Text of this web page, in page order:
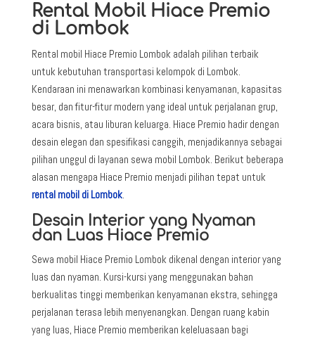
Rental Mobil Hiace Premio
di Lombok
Rental mobil Hiace Premio Lombok adalah pilihan terbaik
untuk kebutuhan transportasi kelompok di Lombok.
Kendaraan ini menawarkan kombinasi kenyamanan, kapasitas
besar, dan fitur-fitur modern yang ideal untuk perjalanan grup,
acara bisnis, atau liburan keluarga. Hiace Premio hadir dengan
desain elegan dan spesifikasi canggih, menjadikannya sebagai
pilihan unggul di layanan sewa mobil Lombok. Berikut beberapa
alasan mengapa Hiace Premio menjadi pilihan tepat untuk
rental mobil di Lombok.
Desain Interior yang Nyaman
dan Luas Hiace Premio
Sewa mobil Hiace Premio Lombok dikenal dengan interior yang
luas dan nyaman. Kursi-kursi yang menggunakan bahan
berkualitas tinggi memberikan kenyamanan ekstra, sehingga
perjalanan terasa lebih menyenangkan. Dengan ruang kabin
yang luas, Hiace Premio memberikan keleluasaan bagi